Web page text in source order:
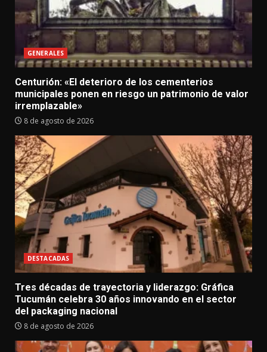
GENERALES
Centurión: «El deterioro de los cementerios
municipales ponen en riesgo un patrimonio de valor
irremplazable»
8 de agosto de 2026
DESTACADAS
Tres décadas de trayectoria y liderazgo: Gráfica
Tucumán celebra 30 años innovando en el sector
del packaging nacional
8 de agosto de 2026